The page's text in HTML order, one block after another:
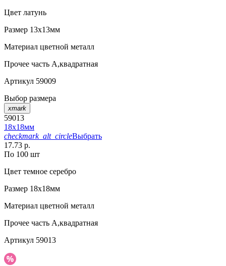
Цвет латунь
Размер 13х13мм
Материал цветной металл
Прочее часть А,квадратная
Артикул 59009
Выбор размера
xmark
59013
18х18мм
checkmark_alt_circleВыбрать
17.73 р.
По 100 шт
Цвет темное серебро
Размер 18х18мм
Материал цветной металл
Прочее часть А,квадратная
Артикул 59013